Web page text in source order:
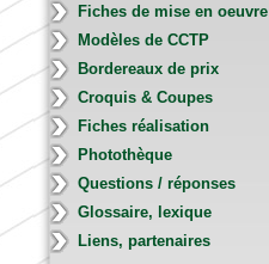
Fiches de mise en oeuvre
Modèles de CCTP
Bordereaux de prix
Croquis & Coupes
Fiches réalisation
Photothèque
Questions / réponses
Glossaire, lexique
Liens, partenaires